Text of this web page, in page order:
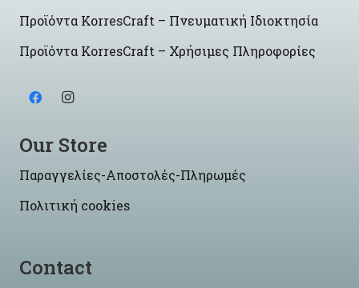
Προϊόντα KorresCraft – Πνευματική Ιδιοκτησία
Προϊόντα KorresCraft – Χρήσιμες Πληροφορίες
Our Store
Παραγγελίες-Αποστολές-Πληρωμές
Πολιτική cookies
Contact